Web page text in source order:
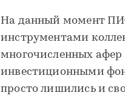
На данный момент
инструментами
многочисленных
инвестиционными
просто лишились и